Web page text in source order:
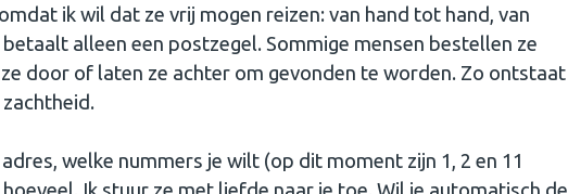
ik wil dat ze vrij mogen reizen: van hand tot hand, van
alleen een postzegel. Sommige mensen bestellen ze
door of laten ze achter om gevonden te worden. Zo ontstaat
welke nummers je wilt (op dit moment zijn 1, 2 en 11